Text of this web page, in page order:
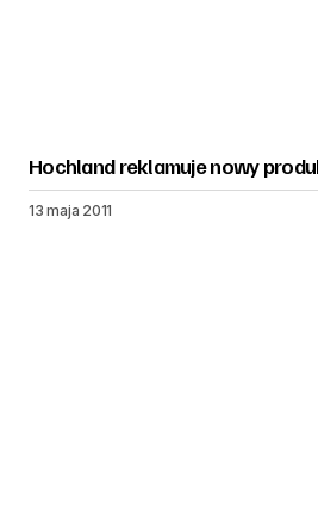
Hochland reklamuje nowy
13 maja 2011